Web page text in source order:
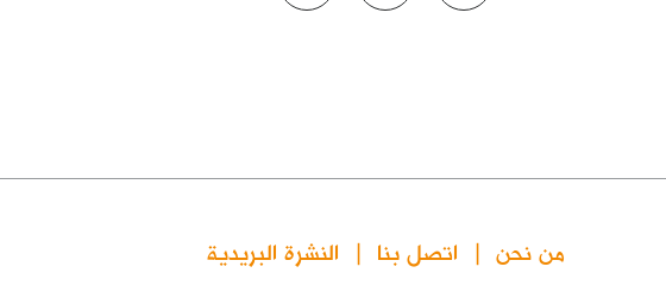
من نحن
اتصل بنا النشرة البريدية